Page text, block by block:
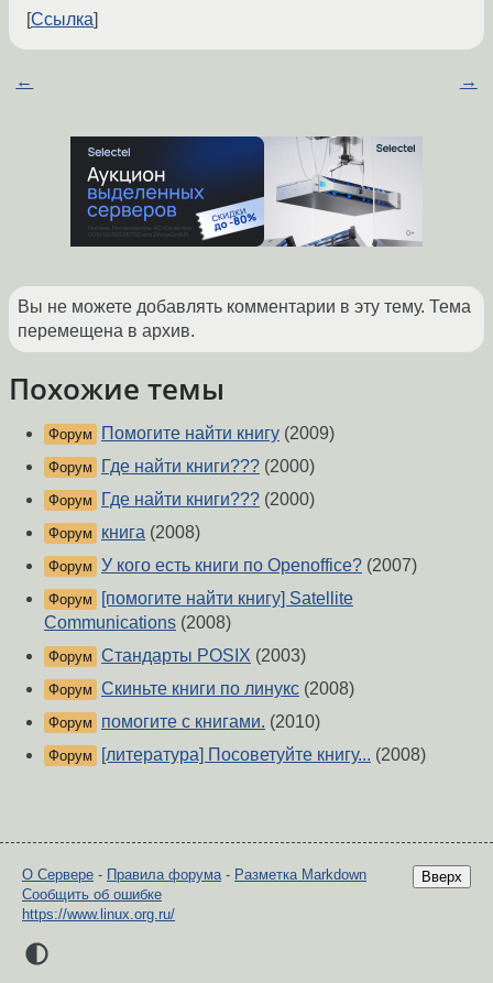
Ссылка
← →
Вы не можете добавлять комментарии в эту тему. Тема
перемещена в архив.
Похожие темы
Форум Помогите найти книгу (2009)
Форум Где найти книги??? (2000)
Форум Где найти книги??? (2000)
Форум книга (2008)
Форум У кого есть книги по Openoffice? (2007)
Форум
[помогите найти книгу] Satellite
Communications (2008)
Форум Стандарты POSIX (2003)
Форум Скиньте книги по линукс (2008)
Форум помогите с книгами. (2010)
Форум [литература] Посоветуйте книгу... (2008)
Вверх
О Сервере - Правила форума - Разметка Markdown
Сообщить об ошибке
https://www.linux.org.ru/